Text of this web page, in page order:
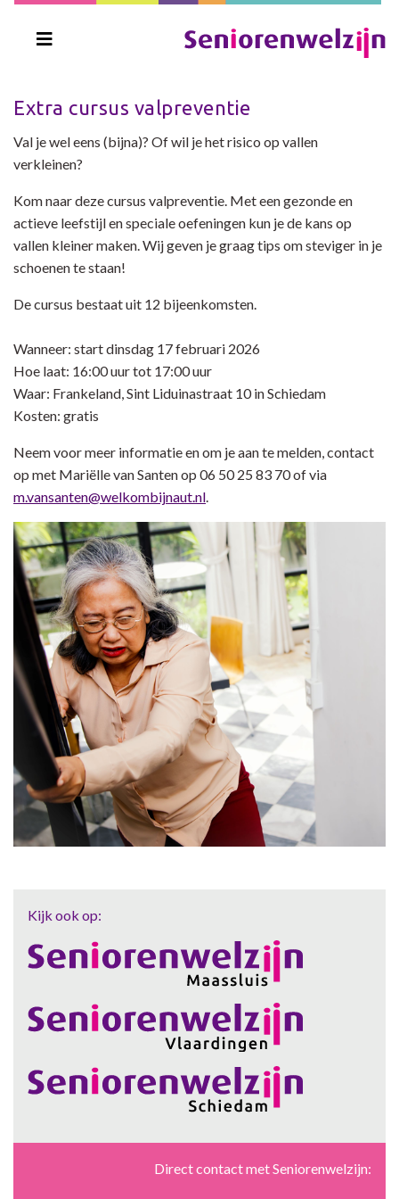
Extra cursus valpreventie
Val je wel eens (bijna)? Of wil je het risico op vallen
verkleinen?
Kom naar deze cursus valpreventie. Met een gezonde en
actieve leefstijl en speciale oefeningen kun je de kans op
vallen kleiner maken. Wij geven je graag tips om steviger in je
schoenen te staan!
De cursus bestaat uit 12 bijeenkomsten.
Wanneer: start dinsdag 17 februari 2026
Hoe laat: 16:00 uur tot 17:00 uur
Waar: Frankeland, Sint Liduinastraat 10 in Schiedam
Kosten: gratis
Neem voor meer informatie en om je aan te melden, contact
op met Mariëlle van Santen op 06 50 25 83 70 of via
m.vansanten@welkombijnaut.nl.
Kijk ook op:
Direct contact met Seniorenwelzijn: